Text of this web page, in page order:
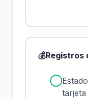
💰Registros